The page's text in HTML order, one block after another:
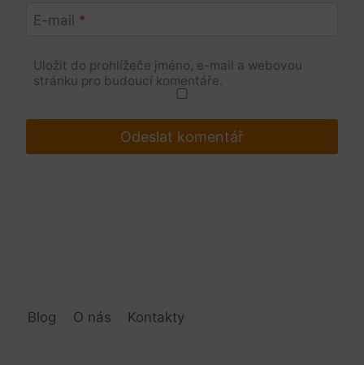
E-mail *
Uložit do prohlížeče jméno, e-mail a webovou
stránku pro budoucí komentáře.
Blog O nás Kontakty